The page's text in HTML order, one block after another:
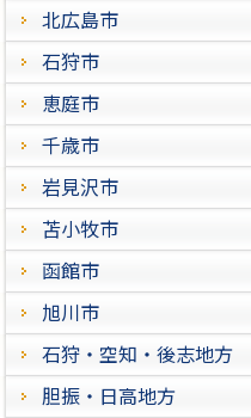
北広島市
石狩市
恵庭市
千歳市
岩見沢市
苫小牧市
函館市
旭川市
石狩・空知・後志地方
胆振・日高地方